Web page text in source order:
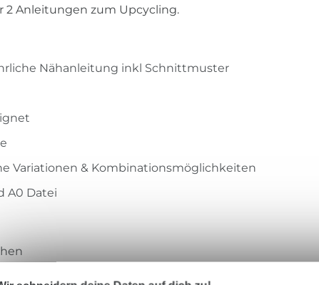
2 Anleitungen zum Upcycling.
Nähanleitung inkl Schnittmuster
Variationen & Kombinationsmöglichkeiten
A0 Datei